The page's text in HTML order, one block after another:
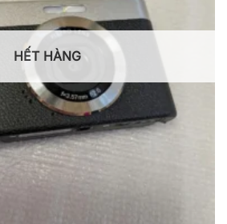
HẾT HÀNG